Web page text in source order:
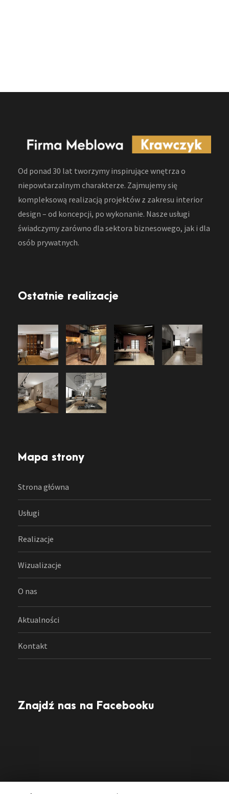
Od ponad 30 lat tworzymy inspirujące wnętrza o
niepowtarzalnym charakterze. Zajmujemy się
kompleksową realizacją projektów z zakresu interior
design – od koncepcji, po wykonanie. Nasze usługi
świadczymy zarówno dla sektora biznesowego, jak i dla
osób prywatnych.
Ostatnie realizacje
Mapa strony
Strona główna
Usługi
Realizacje
Wizualizacje
O nas
Aktualności
Kontakt
Znajdź nas na Facebooku